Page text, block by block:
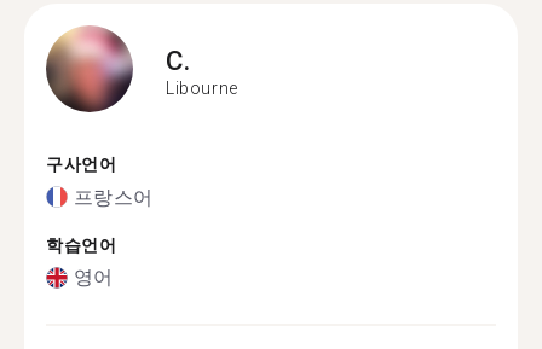
C.
Libourne
구사언어
프랑스어
학습언어
영어